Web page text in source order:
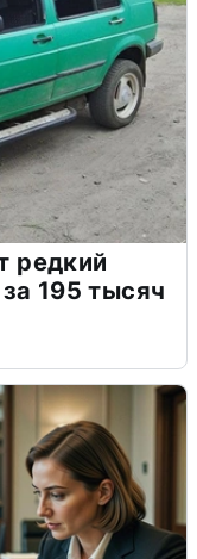
редкий
195 тысяч